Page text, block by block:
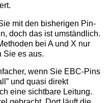
mit den bisherigen Pin-
doch das ist umständlich.
bei A und X nur
Sie es aus.
wenn Sie EBC-Pins
und quasi direkt
eine sichtbare Leitung.